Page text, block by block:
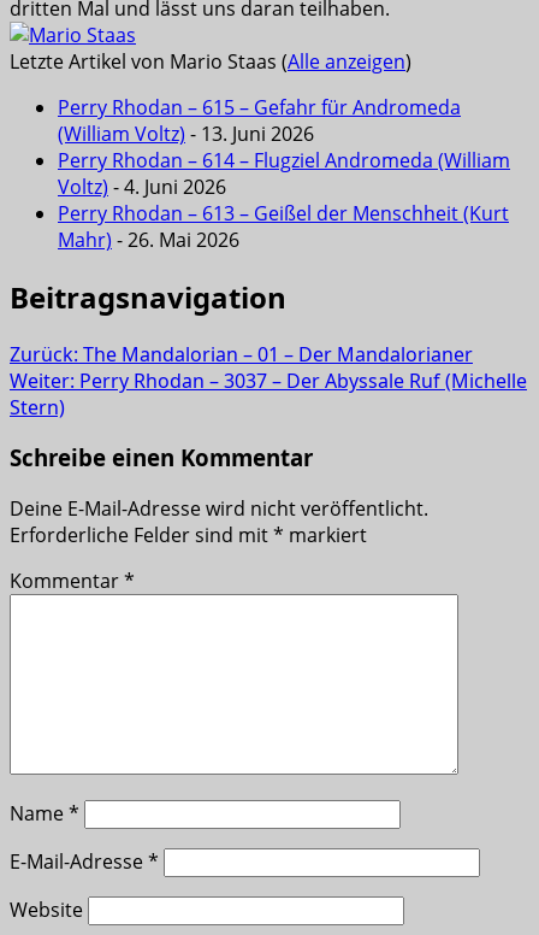
dritten Mal und lässt uns daran teilhaben.
Letzte Artikel von Mario Staas (Alle anzeigen)
Perry Rhodan – 615 – Gefahr für Andromeda
(William Voltz) - 13. Juni 2026
Perry Rhodan – 614 – Flugziel Andromeda (William
Voltz) - 4. Juni 2026
Perry Rhodan – 613 – Geißel der Menschheit (Kurt
Mahr) - 26. Mai 2026
Beitragsnavigation
Zurück: The Mandalorian – 01 – Der Mandalorianer
Weiter: Perry Rhodan – 3037 – Der Abyssale Ruf (Michelle
Stern)
Schreibe einen Kommentar
Deine E-Mail-Adresse wird nicht veröffentlicht.
Erforderliche Felder sind mit* markiert
Kommentar*
Name*
E-Mail-Adresse*
Website